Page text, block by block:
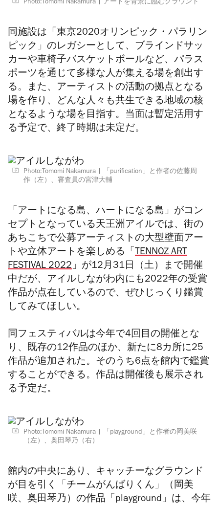
Photo:Tomomi Nakamura アートを背景に臨むグラウンド
同施設は「東京2020オリンピック・パラリン
ピック」のレガシーとして、ブラインドサッ
カーや車椅子バスケットボールなど、パラス
ポーツを通じて多様な人が集える場を創出す
る。また、アーティストの活動の拠点となる
場を作り、どんな人々も共生できる地域の核
となるような場を目指す。当面は暫定活用す
る予定で、終了時期は未定だ。
Photo:Tomomi Nakamura
「purification」と作者の佐藤周
作（左）、審査員の宮津大輔
「アートになる島、ハートになる島」がコン
セプトとなっている天王洲アイルでは、街の
あちこちで公募アーティストの大型壁面アー
トや立体アートを楽しめる「 TENNOZ ART
FESTIVAL 2022」が12月31日（土）まで開催
中だが、アイルしながわ内にも2022年の受賞
作品が点在しているので、ぜひじっくり鑑賞
してみてほしい。
同フェスティバルは今年で4回目の開催とな
り、既存の12作品のほか、新たに8カ所に25
作品が追加された。そのうち6点を館内で鑑賞
することができる。作品は開催後も展示され
る予定だ。
Photo:Tomomi Nakamura
「playground」と作者の岡美咲
（左）、奥田琴乃（右）
館内の中央にあり、キャッチーなグラウンド
が目を引く「チームがんばりくん」（岡美
咲、奥田琴乃）の作品「playground」は、今年